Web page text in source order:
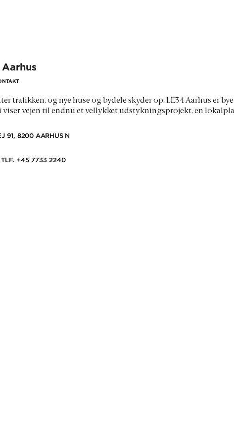
trafikken, og nye huse og bydele skyder op. LE34 Aarhus er
vejen til endnu et vellykket udstykningsprojekt, en
91, 8200 AARHUS N
TLF. +45 7733 2240